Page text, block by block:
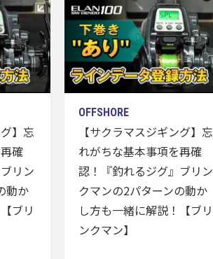
】忘
確
リン
動か
ブリ
【サクラマスジギング】忘
れがちな基本事項を再確
認！『釣れるジグ』ブリン
クマンの2パターンの動か
し方も一緒に解説！【ブリ
ンクマン】